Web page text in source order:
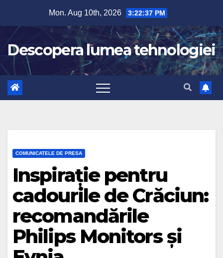
content
Mon. Aug 10th, 2026 3:22:38 PM
Descopera lumea tehnologiei
COMUNICATELE DE PRESA
Inspirație pentru
cadourile de Crăciun:
recomandările
Philips Monitors și